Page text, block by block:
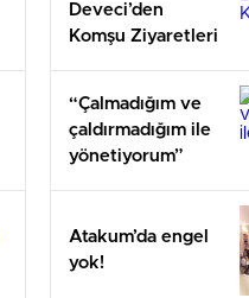
Deveci’den
Komşu Ziyaretleri
“Çalmadığım ve
çaldırmadığım ile
yönetiyorum”
Atakum’da engel
yok!